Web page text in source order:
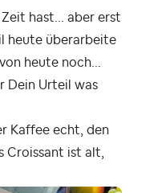
hast... aber erst
heute überarbeite
heute noch...
Dein Urteil was
Kaffee echt, den
Croissant ist alt,